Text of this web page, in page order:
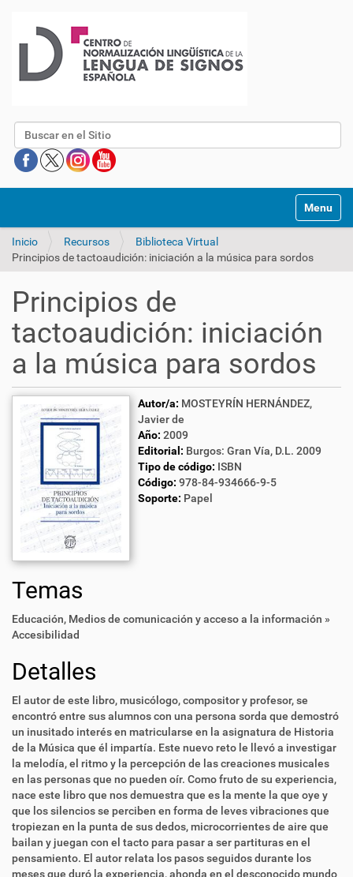
Buscar
Mostrar/
Inicio Recursos
Biblioteca Virtual
Principios de tactoaudición: iniciación a la música para sordos
Principios de
tactoaudición: iniciación
a la música para sordos
Autor/a: MOSTEYRÍN HERNÁNDEZ,
Javier de
Año: 2009
Editorial: Burgos: Gran Vía, D.L. 2009
Tipo de código: ISBN
Código: 978-84-934666-9-5
Soporte: Papel
Temas
Educación, Medios de comunicación y acceso a la información »
Accesibilidad
Detalles
El autor de este libro, musicólogo, compositor y profesor, se
encontró entre sus alumnos con una persona sorda que demostró
un inusitado interés en matricularse en la asignatura de Historia
de la Música que él impartía. Este nuevo reto le llevó a investigar
la melodía, el ritmo y la percepción de las creaciones musicales
en las personas que no pueden oír. Como fruto de su experiencia,
nace este libro que nos demuestra que es la mente la que oye y
que los silencios se perciben en forma de leves vibraciones que
tropiezan en la punta de sus dedos, microcorrientes de aire que
bailan y juegan con el tacto para pasar a ser partituras en el
pensamiento. El autor relata los pasos seguidos durante los
meses que duró la experiencia, ahonda en el desconocido mundo